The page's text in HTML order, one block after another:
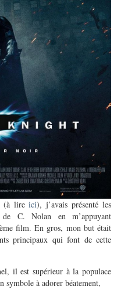
(à lireici), j’avais présenté les
C. Nolan en m’appuyant
film. En gros, mon but était
principaux qui font de cette
il est supérieur à la populace
symbole à adorer béatement,